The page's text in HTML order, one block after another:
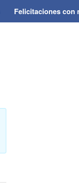
Felicitaciones con